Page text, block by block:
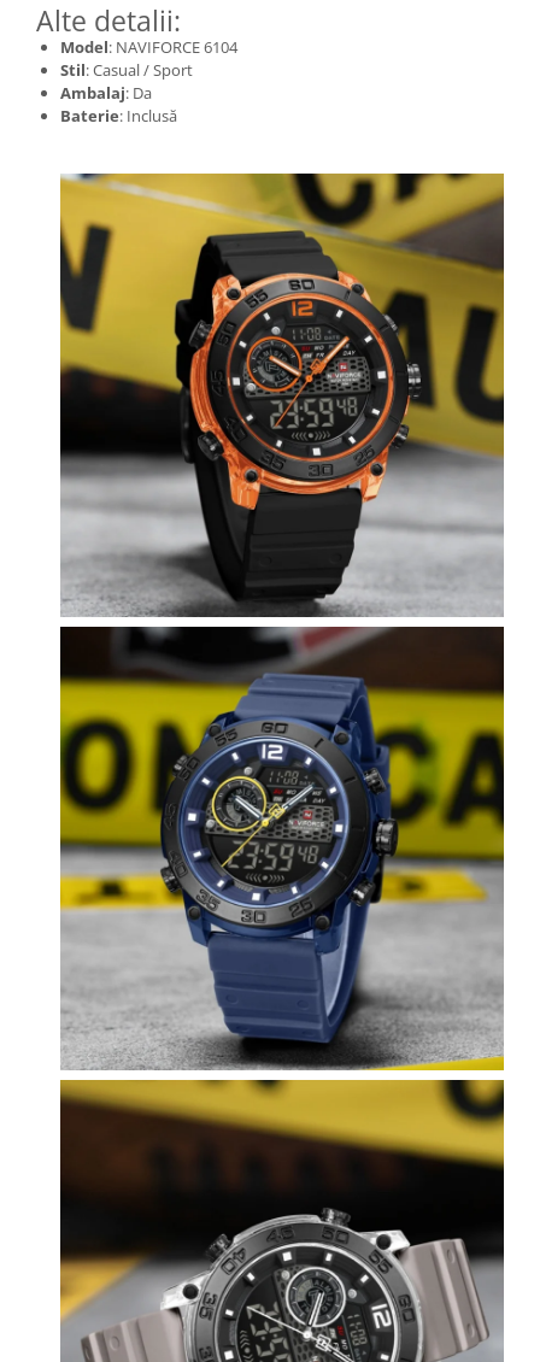
Alte detalii:
Model: NAVIFORCE 6104
Stil: Casual / Sport
Ambalaj: Da
Baterie: Inclusă